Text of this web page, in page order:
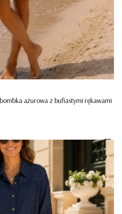
ażurowa z bufiastymi rękawami